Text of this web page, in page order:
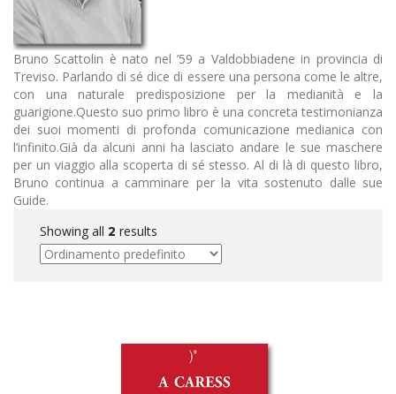
Bruno Scattolin è nato nel ’59 a Valdobbiadene in provincia di
Treviso. Parlando di sé dice di essere una persona come le altre,
con una naturale predisposizione per la medianità e la
guarigione.Questo suo primo libro è una concreta testimonianza
dei suoi momenti di profonda comunicazione medianica con
l’infinito.Già da alcuni anni ha lasciato andare le sue maschere
per un viaggio alla scoperta di sé stesso. Al di là di questo libro,
Bruno continua a camminare per la vita sostenuto dalle sue
Guide.
Showing all 2 results